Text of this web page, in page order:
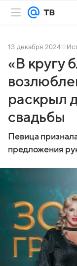
13 декабря 2024
«В кругу
раскрыл
свадьбы
Певица
предложения